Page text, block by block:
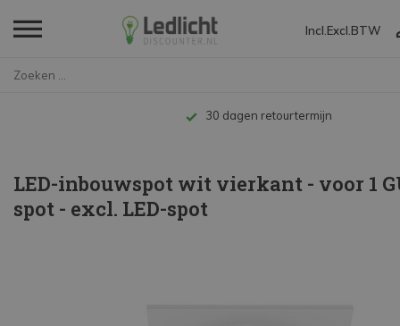
Incl. Excl. BTW
Tot 10 jaar garantie
LED-inbouwspot wit vierkant - voor 1
spot - excl. LED-spot